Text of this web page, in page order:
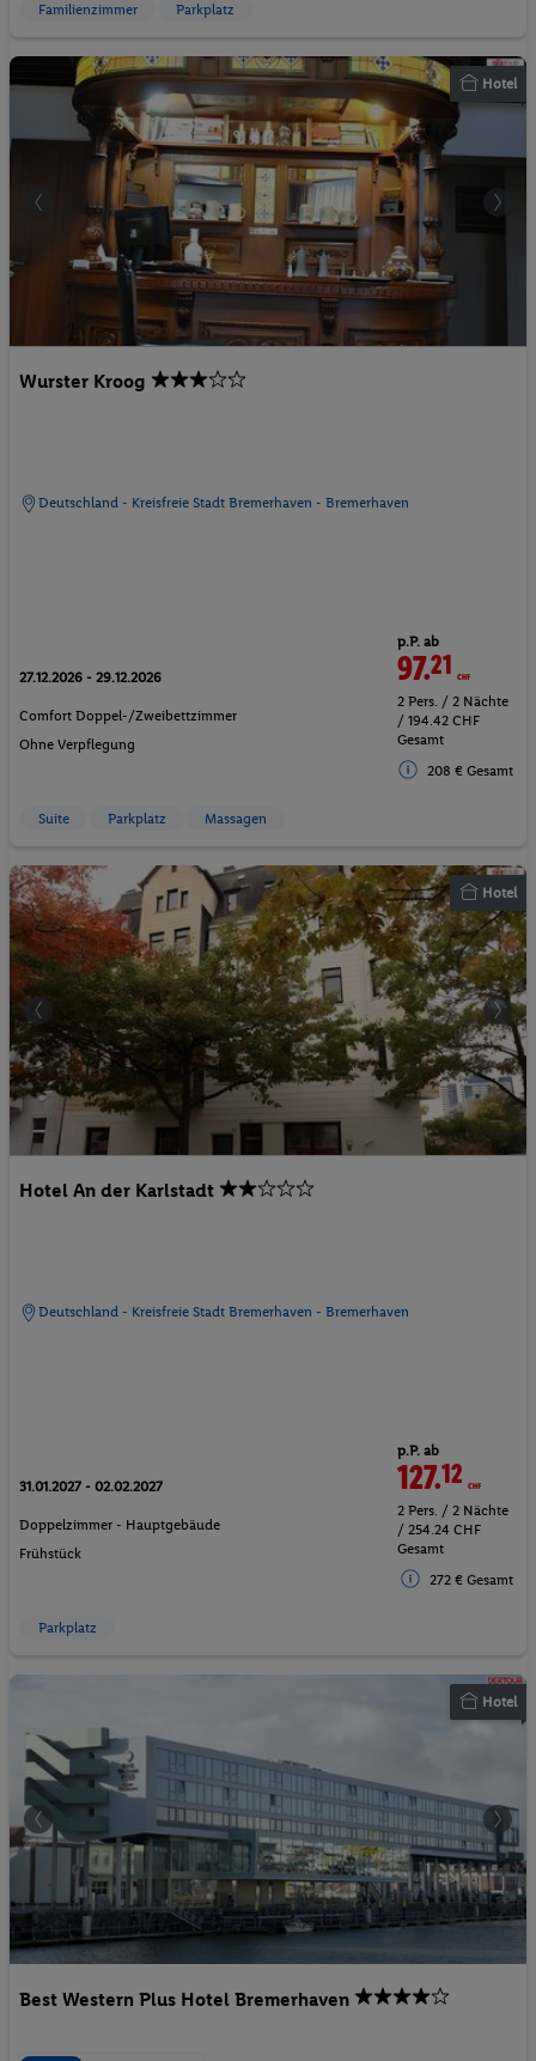
Familienzimmer Parkplatz
Hotel
Wurster Kroog
Deutschland - Kreisfreie Stadt Bremerhaven - Bremerhaven
27.12.2026 - 29.12.2026
Comfort Doppel-/Zweibettzimmer
Ohne Verpflegung
p.P. ab
97.21 CHF
2 Pers. / 2 Nächte
/ 194.42 CHF
Gesamt
208 € Gesamt
Suite Parkplatz Massagen
Hotel
Hotel An der Karlstadt
Deutschland - Kreisfreie Stadt Bremerhaven - Bremerhaven
31.01.2027 - 02.02.2027
Doppelzimmer - Hauptgebäude
Frühstück
p.P. ab
127.12 CHF
2 Pers. / 2 Nächte
/ 254.24 CHF
Gesamt
272 € Gesamt
Parkplatz
Hotel
Best Western Plus Hotel Bremerhaven